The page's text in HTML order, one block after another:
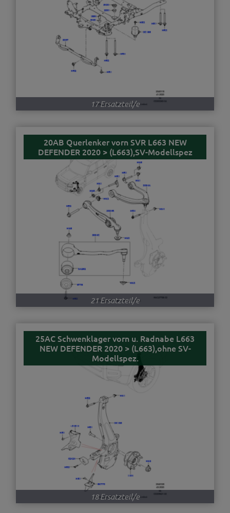
17 Ersatzteil/e
20AB Querlenker vorn SVR L663 NEW
DEFENDER 2020 > (L663),SV-Modellspez
21 Ersatzteil/e
25AC Schwenklager vorn u. Radnabe L663
NEW DEFENDER 2020 > (L663),ohne SV-
Modellspez.
18 Ersatzteil/e